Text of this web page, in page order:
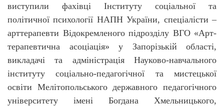
виступили фахівці Інституту соціальної та
політичної психології НАПН України, спеціалісти –
арттерапевти Відокремленого підрозділу ВГО «Арт-
терапевтична асоціація» у Запорізькій області,
викладачі та адміністрація Науково-навчального
інституту соціально-педагогічної та мистецької
освіти Мелітопольського державного педагогічного
університету імені Богдана Хмельницького,